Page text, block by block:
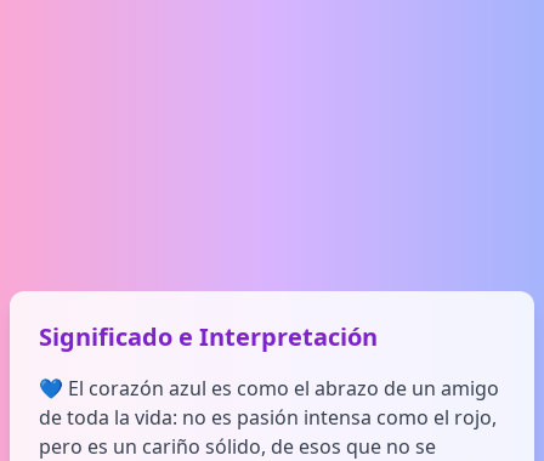
Significado e Interpretación
💙 El corazón azul es como el abrazo de un amigo
de toda la vida: no es pasión intensa como el rojo,
pero es un cariño sólido, de esos que no se